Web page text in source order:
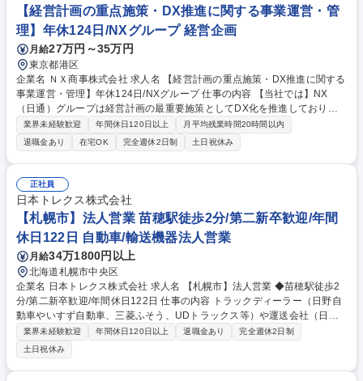
を積み重ねる営業スタイルを大切にしています。関係性を高めるコミュニ
ケーションに自信がある方 がご活躍いただきやすいです。 募集職種 ★販
売/飲食経験者歓迎！【日高市/リース営業】転勤無/対話力を活かす◎
【経営計画の重点施策・DX推進に関する事業運営・管
理】年休124日/NXグループ 経営企画
月給27万円～35万円
東京都港区
企業名 ＮＸ商事株式会社 求人名 【経営計画の重点施策・DX推進に関する
事業運営・管理】年休124日/NXグループ 仕事の内容 【当社では】NX
（日通）グループは経営計画の最重要施策としてDX化を推進しており、D
X体制強化を担う中核メンバーを募集しています。 入社される方には、業
務効率化、デジタル営業提案拡大を牽引していただきます。全社規模での
DX戦略において、その企画立案から実行、進捗管理までを担当、DX戦略
実現に貢献する重要なポジションです。■業務内容変更の範囲：当社業務
全般に変更の可能性があります。 募集職種 【経営計画の重点施策・DX推
進に関する事業運営・管理】年休124日/NXグループ
業界未経験歓迎 年間休日120日以上
月平均残業時間20時間以内
退職金あり
在宅OK 完全週休2日制 土日祝休み
正社員
日本トレクス株式会社
【札幌市】法人営業 苗穂駅徒歩2分/第二新卒歓迎/年間
休日122日 自動車/輸送機器法人営業
月給34万1800円以上
北海道札幌市中央区
企業名 日本トレクス株式会社 求人名 【札幌市】法人営業 ◆苗穂駅徒歩2
分/第二新卒歓迎/年間休日122日 仕事の内容 トラックディーラー（日野自
動車やいすず自動車、三菱ふそう、UDトラックス等）や運送会社（日本
通運、トナミ運輸、センコー運輸等）に対してトレーラー、トラックボデ
ィ等輸送機器の提案営業をお任せします。 【営業方法】ルート：新規＝
9：1※汎用製品もありますが、お客様のニー ズを取り入れたオーダーメ
イド製品がメイン。お客様のニーズを汲み取り 、設計部門とのやりとりに
業界未経験歓迎 年間休日120日以上 退職金あり
完全週休2日制
土日祝休み